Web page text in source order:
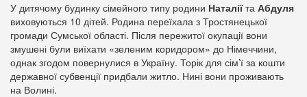
У дитячому будинку сімейного типу родини Наталіїта Абдуля
виховуються 10 дітей. Родина переїхала з Тростянецької
громади Сумської області. Після пережитої окупації вони
змушені були виїхати «зеленим коридором» до Німеччини,
однак згодом повернулися в Україну. Торік для сім’ї за кошти
державної субвенції придбали житло. Нині вони проживають
на Волині.